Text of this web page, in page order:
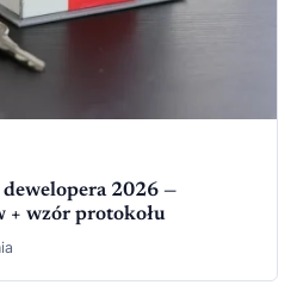
2026 —
+ wzór protokołu